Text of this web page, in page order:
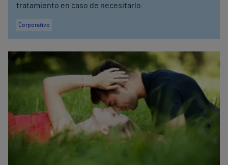
tratamiento en caso de necesitarlo.
Corporativo